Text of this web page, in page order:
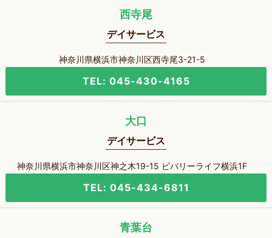
西寺尾
デイサービス
神奈川県横浜市神奈川区西寺尾3-21-5
TEL: 045-430-4165
大口
デイサービス
神奈川県横浜市神奈川区神之木19-15 ビバリーライフ横浜1F
TEL: 045-434-6811
青葉台